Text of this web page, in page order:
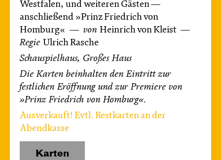
Westfalen, und weiteren Gästen —
anschließend »Prinz Friedrich von
Homburg«
von Heinrich von Kleist
Regie Ulrich Rasche
Schauspielhaus, Großes Haus
Die Karten beinhalten den Eintritt zur
festlichen Eröffnung und zur Premiere von
»Prinz Friedrich von Homburg«.
Ausverkauft! Evtl. Restkarten an der
Abendkasse
Karten